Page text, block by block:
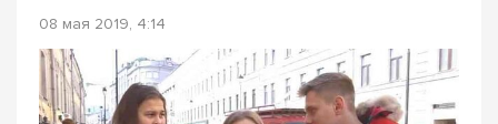
08 мая 2019, 4:14